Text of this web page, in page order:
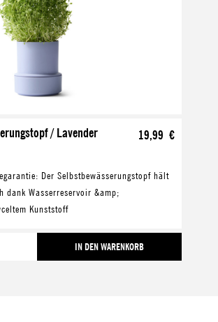
/ Lavender 19,99 €
hält
dank Wasserreservoir &amp;
Kunststoff
IN DEN WARENKORB